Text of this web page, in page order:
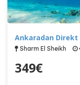
Ankaradan Direkt
Sharm El Sheikh
349€